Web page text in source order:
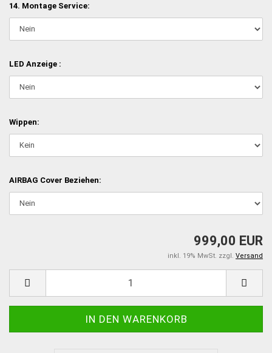
14. Montage Service:
LED Anzeige :
Wippen:
AIRBAG Cover Beziehen:
999,00 EUR
inkl. 19% MwSt. zzgl. Versand